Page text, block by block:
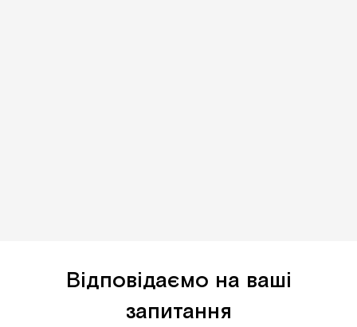
Відповідаємо на ваші
запитання